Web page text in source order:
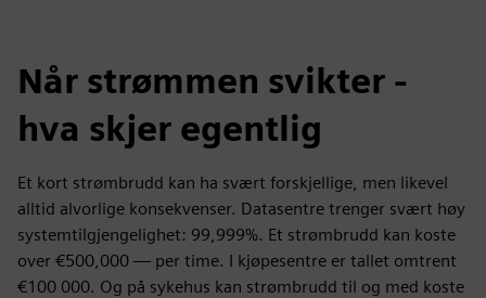
Når strømmen svikter -
hva skjer egentlig
Et kort strømbrudd kan ha svært forskjellige, men likevel
alltid alvorlige konsekvenser. Datasentre trenger svært høy
systemtilgjengelighet: 99,999%. Et strømbrudd kan koste
over €500,000 — per time. I kjøpesentre er tallet omtrent
€100 000. Og på sykehus kan strømbrudd til og med koste